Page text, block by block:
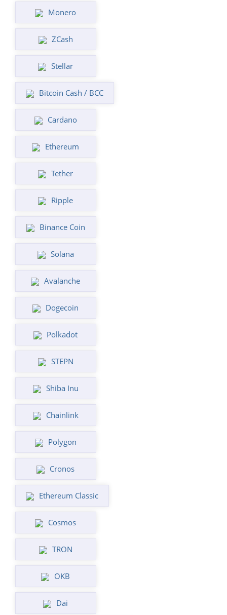
Monero
ZCash
Stellar
Bitcoin Cash / BCC
Cardano
Ethereum
Tether
Ripple
Binance Coin
Solana
Avalanche
Dogecoin
Polkadot
STEPN
Shiba Inu
Chainlink
Polygon
Cronos
Ethereum Classic
Cosmos
TRON
OKB
Dai